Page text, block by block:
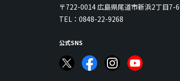
〒722-0014 広島県尾道市新浜2丁目7-6
TEL： 0848-22-9268
公式SNS